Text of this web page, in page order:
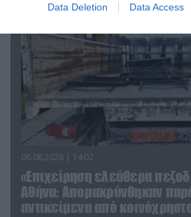
Data Deletion Data Access
06.08.2026 | 14:02
«Επιχείρηση ελεύθερα
Αθήνα: Απομακρύνθηκαν
αντικείμενα από